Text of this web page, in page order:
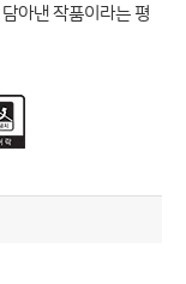
아낸 작품이라는 평